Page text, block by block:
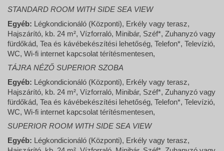
STANDARD ROOM WITH SIDE SEA VIEW
Egyéb: Légkondicionáló (Központi), Erkély vagy terasz,
Hajszárító, kb. 24 m², Vízforraló, Minibár, Széf*, Zuhanyzó vagy
fürdőkád, Tea és kávébekészítési lehetőség, Telefon*, Televízió,
WC, Wi-fi internet kapcsolat térítésmentesen,
TÁJRA NÉZŐ SUPERIOR SZOBA
Egyéb: Légkondicionáló (Központi), Erkély vagy terasz,
Hajszárító, kb. 24 m², Vízforraló, Minibár, Széf*, Zuhanyzó vagy
fürdőkád, Tea és kávébekészítési lehetőség, Telefon*, Televízió,
WC, Wi-fi internet kapcsolat térítésmentesen,
SUPERIOR ROOM WITH SIDE SEA VIEW
Egyéb: Légkondicionáló (Központi), Erkély vagy terasz,